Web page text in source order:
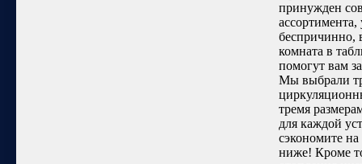
принужден
беспричинно,
комната в
помогут вам
Мы выбрали
тремя
для каждой
сэкономите
ниже! Кроме